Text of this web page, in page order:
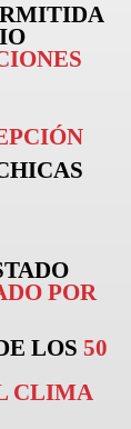
POR
LOS 50
CLIMA